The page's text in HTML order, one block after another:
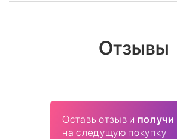
Отзывы
Оставь отзыв и
на следущую покупку